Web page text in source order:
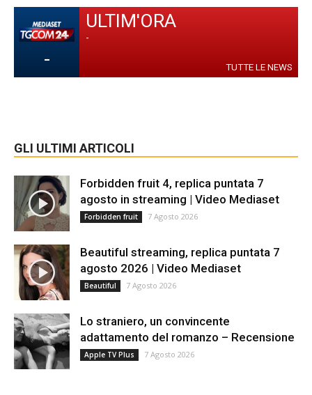
-
ULTIM'ORA
-
TUTTE LE NEWS
GLI ULTIMI ARTICOLI
Forbidden fruit 4, replica puntata 7
agosto in streaming | Video Mediaset
Forbidden fruit 7 Agosto 2026
Beautiful streaming, replica puntata 7
agosto 2026 | Video Mediaset
Beautiful 7 Agosto 2026
Lo straniero, un convincente
adattamento del romanzo – Recensione
Apple TV Plus 7 Agosto 2026